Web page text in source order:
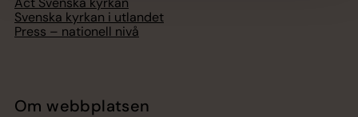
Svenska kyrkan i utlandet
Press – nationell nivå
Om webbplatsen